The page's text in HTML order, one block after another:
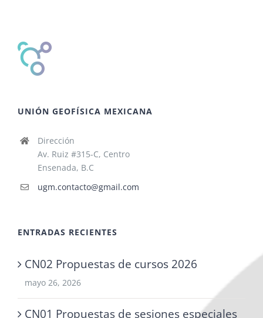
UNIÓN GEOFÍSICA MEXICANA
Dirección
Av. Ruiz #315-C, Centro
Ensenada, B.C
ugm.contacto@gmail.com
ENTRADAS RECIENTES
CN02 Propuestas de cursos 2026
mayo 26, 2026
CN01 Propuestas de sesiones especiales